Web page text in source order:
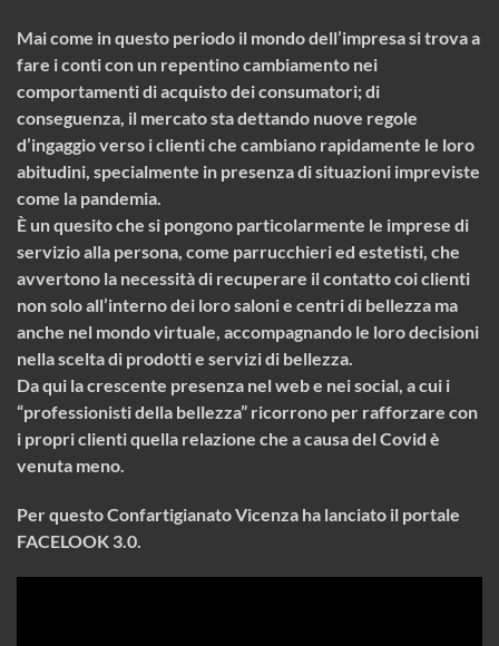
Mai come in questo periodo il mondo dell’impresa si trova a
fare i conti con un repentino cambiamento nei
comportamenti di acquisto dei consumatori; di
conseguenza, il mercato sta dettando nuove regole
d’ingaggio verso i clienti che cambiano rapidamente le loro
abitudini, specialmente in presenza di situazioni impreviste
come la pandemia.
È un quesito che si pongono particolarmente le imprese di
servizio alla persona, come parrucchieri ed estetisti, che
avvertono la necessità di recuperare il contatto coi clienti
non solo all’interno dei loro saloni e centri di bellezza ma
anche nel mondo virtuale, accompagnando le loro decisioni
nella scelta di prodotti e servizi di bellezza.
Da qui la crescente presenza nel web e nei social, a cui i
“professionisti della bellezza” ricorrono per rafforzare con
i propri clienti quella relazione che a causa del Covid è
venuta meno.
Per questo Confartigianato Vicenza ha lanciato il portale
FACELOOK 3.0.